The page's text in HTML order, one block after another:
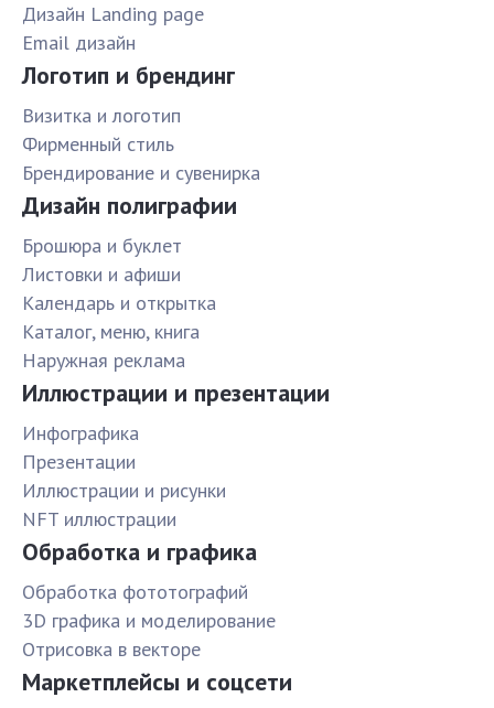
Дизайн Landing page
Email дизайн
Логотип и брендинг
Визитка и логотип
Фирменный стиль
Брендирование и сувенирка
Дизайн полиграфии
Брошюра и буклет
Листовки и афиши
Календарь и открытка
Каталог, меню, книга
Наружная реклама
Иллюстрации и презентации
Инфографика
Презентации
Иллюстрации и рисунки
NFT иллюстрации
Обработка и графика
Обработка фототографий
3D графика и моделирование
Отрисовка в векторе
Маркетплейсы и соцсети